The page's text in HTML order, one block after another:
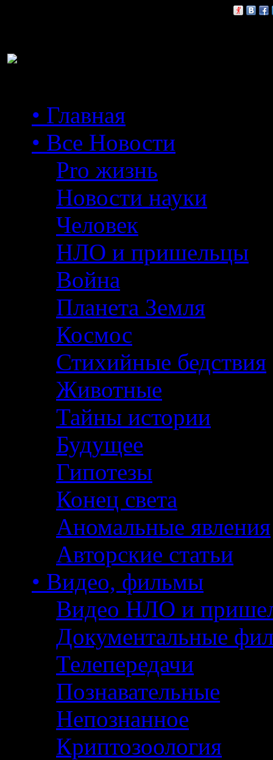
• Главная
• Все Новости
Pro жизнь
Новости науки
Человек
НЛО и пришельцы
Война
Планета Земля
Космос
Стихийные бедствия
Животные
Тайны истории
Будущее
Гипотезы
Конец света
Аномальные явления
Авторские статьи
• Видео, фильмы
Видео НЛО и
Документальные
Телепередачи
Познавательные
Непознанное
Криптозоология